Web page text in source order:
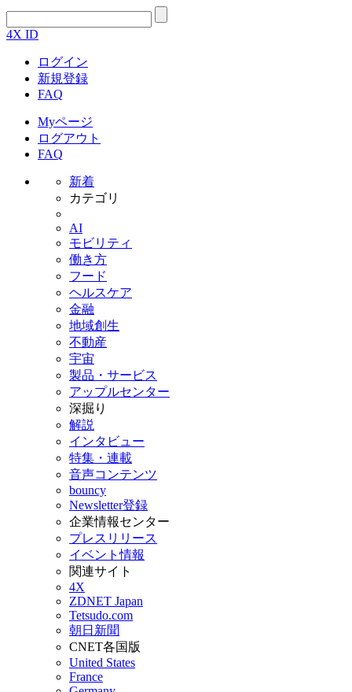
4X ID
ログイン
新規登録
FAQ
Myページ
ログアウト
FAQ
新着
カテゴリ
AI
モビリティ
働き方
フード
ヘルスケア
金融
地域創生
不動産
宇宙
製品・サービス
アップルセンター
深掘り
解説
インタビュー
特集・連載
音声コンテンツ
bouncy
Newsletter登録
企業情報センター
プレスリリース
イベント情報
関連サイト
4X
ZDNET Japan
Tetsudo.com
朝日新聞
CNET各国版
United States
France